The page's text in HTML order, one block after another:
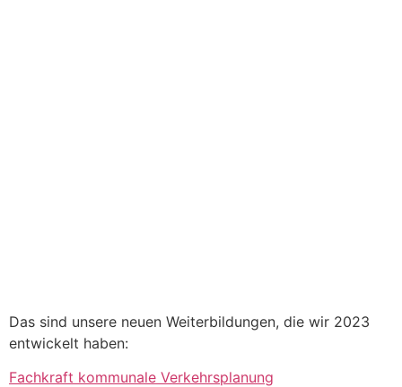
Das sind unsere neuen Weiterbildungen, die wir 2023
entwickelt haben:
Fachkraft kommunale Verkehrsplanung